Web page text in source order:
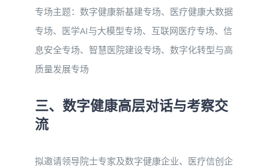
专场主题：数字健康新基建专场、医疗健康大数据
专场、医学AI与大模型专场、互联网医疗专场、信
息安全专场、智慧医院建设专场、数字化转型与高
质量发展专场
三、数字健康高层对话与考察交
流
拟邀请领导院士专家及数字健康企业、医疗信创企